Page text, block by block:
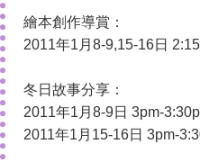
繪本創作導賞：
2011年1月8-9,15-16日
冬日故事分享：
2011年1月8-9日 3pm-
2011年1月15-16日 3pm-